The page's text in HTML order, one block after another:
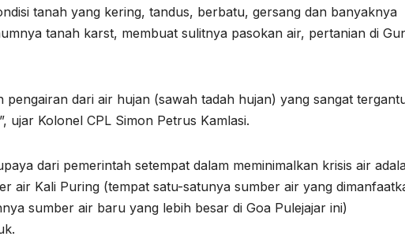
tanah yang kering, tandus, berbatu, gersang dan banyaknya
tanah karst, membuat sulitnya pasokan air, pertanian di
pengairan dari air hujan (sawah tadah hujan) yang sangat
ujar Kolonel CPL Simon Petrus Kamlasi.
dari pemerintah setempat dalam meminimalkan krisis air
air Kali Puring (tempat satu-satunya sumber air yang
sumber air baru yang lebih besar di Goa Pulejajar ini)